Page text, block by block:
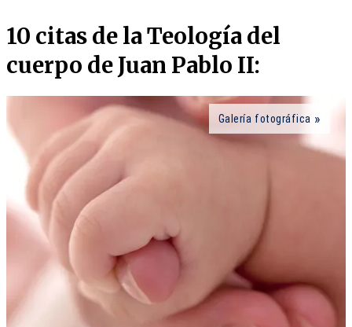
10 citas de la Teología del
cuerpo de Juan Pablo II:
Galería fotográfica